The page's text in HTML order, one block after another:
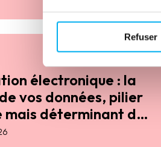
Refuser
électronique : la
vos données, pilier
mais déterminant de
2026